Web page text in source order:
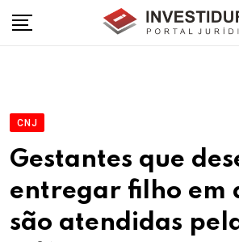
CNJ
Gestantes que
entregar filho em
são atendidas